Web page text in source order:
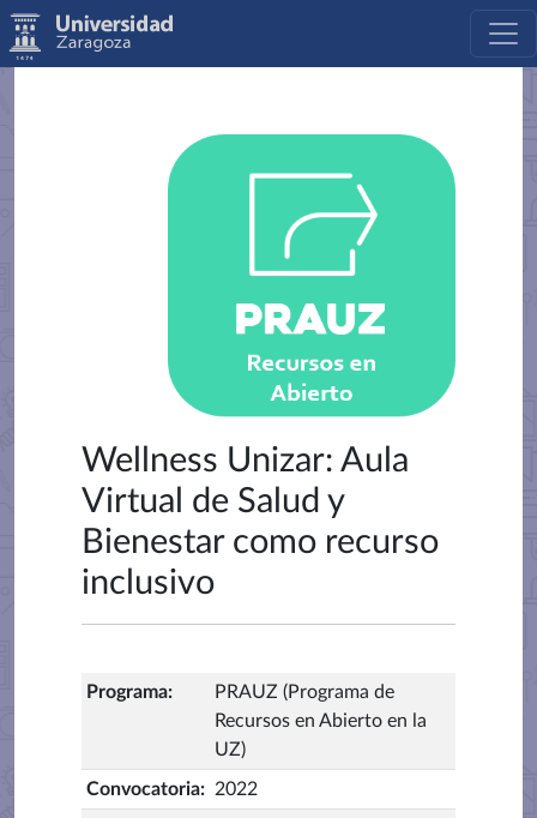
Wellness Unizar: Aula
Virtual de Salud y
Bienestar como recurso
inclusivo
Programa:
PRAUZ (Programa de
Recursos en Abierto en la
UZ)
Convocatoria: 2022